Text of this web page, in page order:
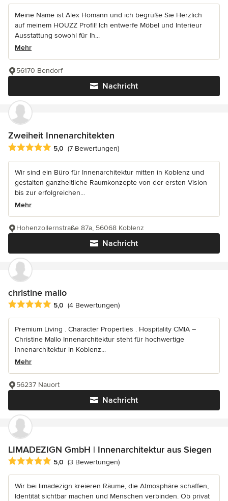
Meine Name ist Alex Homann und ich begrüße Sie Herzlich
auf meinem HOUZZ Profil! Ich entwerfe Möbel und Interieur
Ausstattung sowohl für Ih...
Mehr
Nachricht
56170 Bendorf
Zweiheit Innenarchitekten
Durchschnittliche Bewertung: 5 von 5 Sternen
5,0 (7 Bewertungen)
Wir sind ein Büro für Innenarchitektur mitten in Koblenz und
gestalten ganzheitliche Raumkonzepte von der ersten Vision
bis zur erfolgreichen...
Mehr
Nachricht
Hohenzollernstraße 87a, 56068 Koblenz
christine mallo
Durchschnittliche Bewertung: 5 von 5 Sternen
5,0 (4 Bewertungen)
Premium Living . Character Properties . Hospitality CMIA –
Christine Mallo Innenarchitektur steht für hochwertige
Innenarchitektur in Koblenz...
Mehr
Nachricht
56237 Nauort
LIMADEZIGN GmbH | Innenarchitektur aus Siegen
Durchschnittliche Bewertung: 5 von 5 Sternen
5,0 (3 Bewertungen)
Wir bei limadezign kreieren Räume, die Atmosphäre schaffen,
Identität sichtbar machen und Menschen verbinden. Ob privat